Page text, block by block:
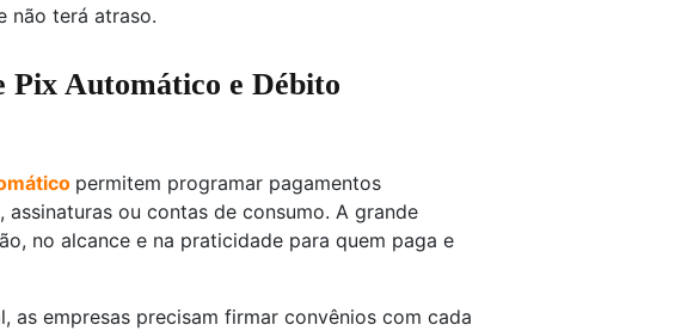
não terá atraso.
Pix Automático e Débito
permitem programar pagamentos
assinaturas ou contas de consumo. A grande
no alcance e na praticidade para quem paga e
as empresas precisam firmar convênios com cada